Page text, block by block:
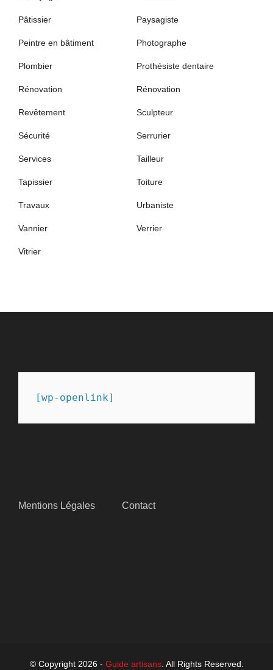
Pâtissier Paysagiste
Peintre en bâtiment Photographe
Plombier Prothésiste dentaire
Rénovation Rénovation
Revêtement Sculpteur
Sécurité Serrurier
Services Tailleur
Tapissier Toiture
Travaux Urbaniste
Vannier Verrier
Vitrier
[wp-openlink]
Mentions Légales Contact
© Copyright 2026 - Guide artisans. All Rights Reserved.